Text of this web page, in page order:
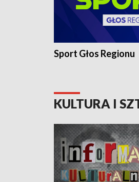
Sport Głos Regionu
KULTURA I